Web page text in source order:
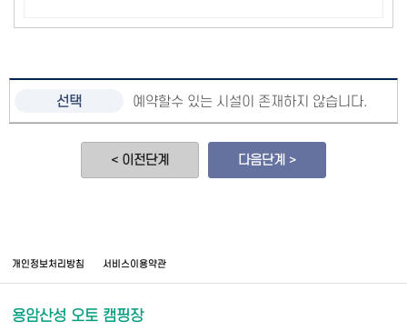
예약할수 있는 시설이 존재하지 않습니다.
< 이전단계 다음단계 >
개인정보처리방침 서비스이용약관
용암산성 오토 캠핑장